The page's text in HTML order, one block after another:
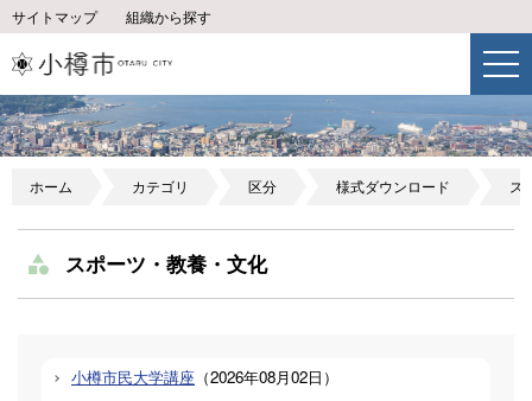
サイトマップ 組織から探す
ホーム カテゴリ 区分 様式ダウンロード ス
スポーツ・教養・文化
小樽市民大学講座 （2026年08月02日 ）